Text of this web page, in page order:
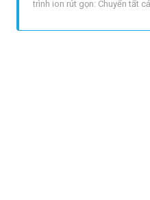
trình ion rút gọn: Chuyển tất
dưới dạng phân tử. Lược bỏ